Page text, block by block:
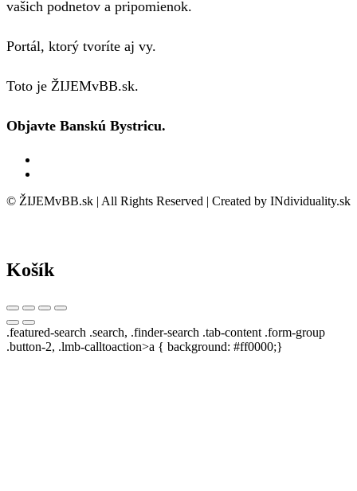
vašich podnetov a pripomienok.
Portál, ktorý tvoríte aj vy.
Toto je ŽIJEMvBB.sk.
Objavte Banskú Bystricu.
© ŽIJEMvBB.sk | All Rights Reserved | Created by INdividuality.sk
Košík
.featured-search .search, .finder-search .tab-content .form-group
.button-2, .lmb-calltoaction>a { background: #ff0000;}